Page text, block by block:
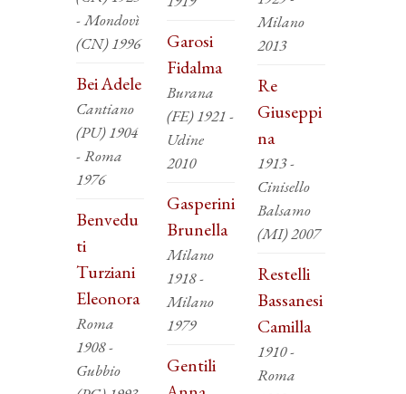
- Mondovì
(CN) 1996
Bei Adele
Cantiano
(PU) 1904
- Roma
1976
Benvedu
ti
Turziani
Eleonora
Roma
1908 -
Gubbio
Garosi
Fidalma
Burana
(FE) 1921 -
Udine
2010
Gasperini
Brunella
Milano
1918 -
Milano
1979
Gentili
Milano
2013
Re
Giuseppi
na
1913 -
Cinisello
Balsamo
(MI) 2007
Restelli
Bassanesi
Camilla
1910 -
Roma